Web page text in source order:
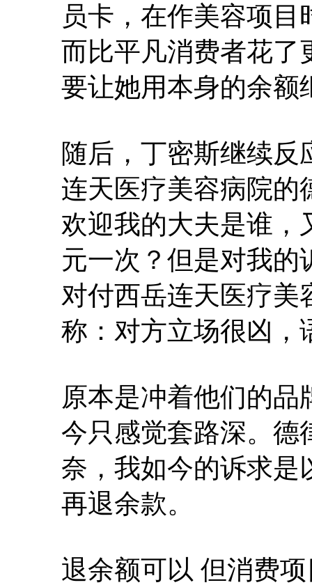
员卡，在作美容项
而比平凡消费者花了
要让她用本身的余额
随后，丁密斯继续
连天医疗美容病院的
欢迎我的大夫是谁，
元一次？但是对我的
对付西岳连天医疗美
称：对方立场很凶，
原本是冲着他们的
今只感觉套路深。德
奈，我如今的诉求是
再退余款。
退余额可以 但消费